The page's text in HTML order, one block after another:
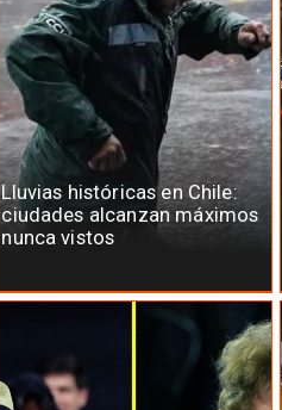
Lluvias históricas en Chile:
ciudades alcanzan máximos
nunca vistos